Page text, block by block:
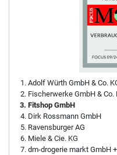
Adolf Würth GmbH & Co.
Fischerwerke GmbH & Co.
Fitshop GmbH
Dirk Rossmann GmbH
Ravensburger AG
Miele & Cie. KG
dm-drogerie markt GmbH +